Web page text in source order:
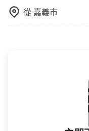
從 嘉義市